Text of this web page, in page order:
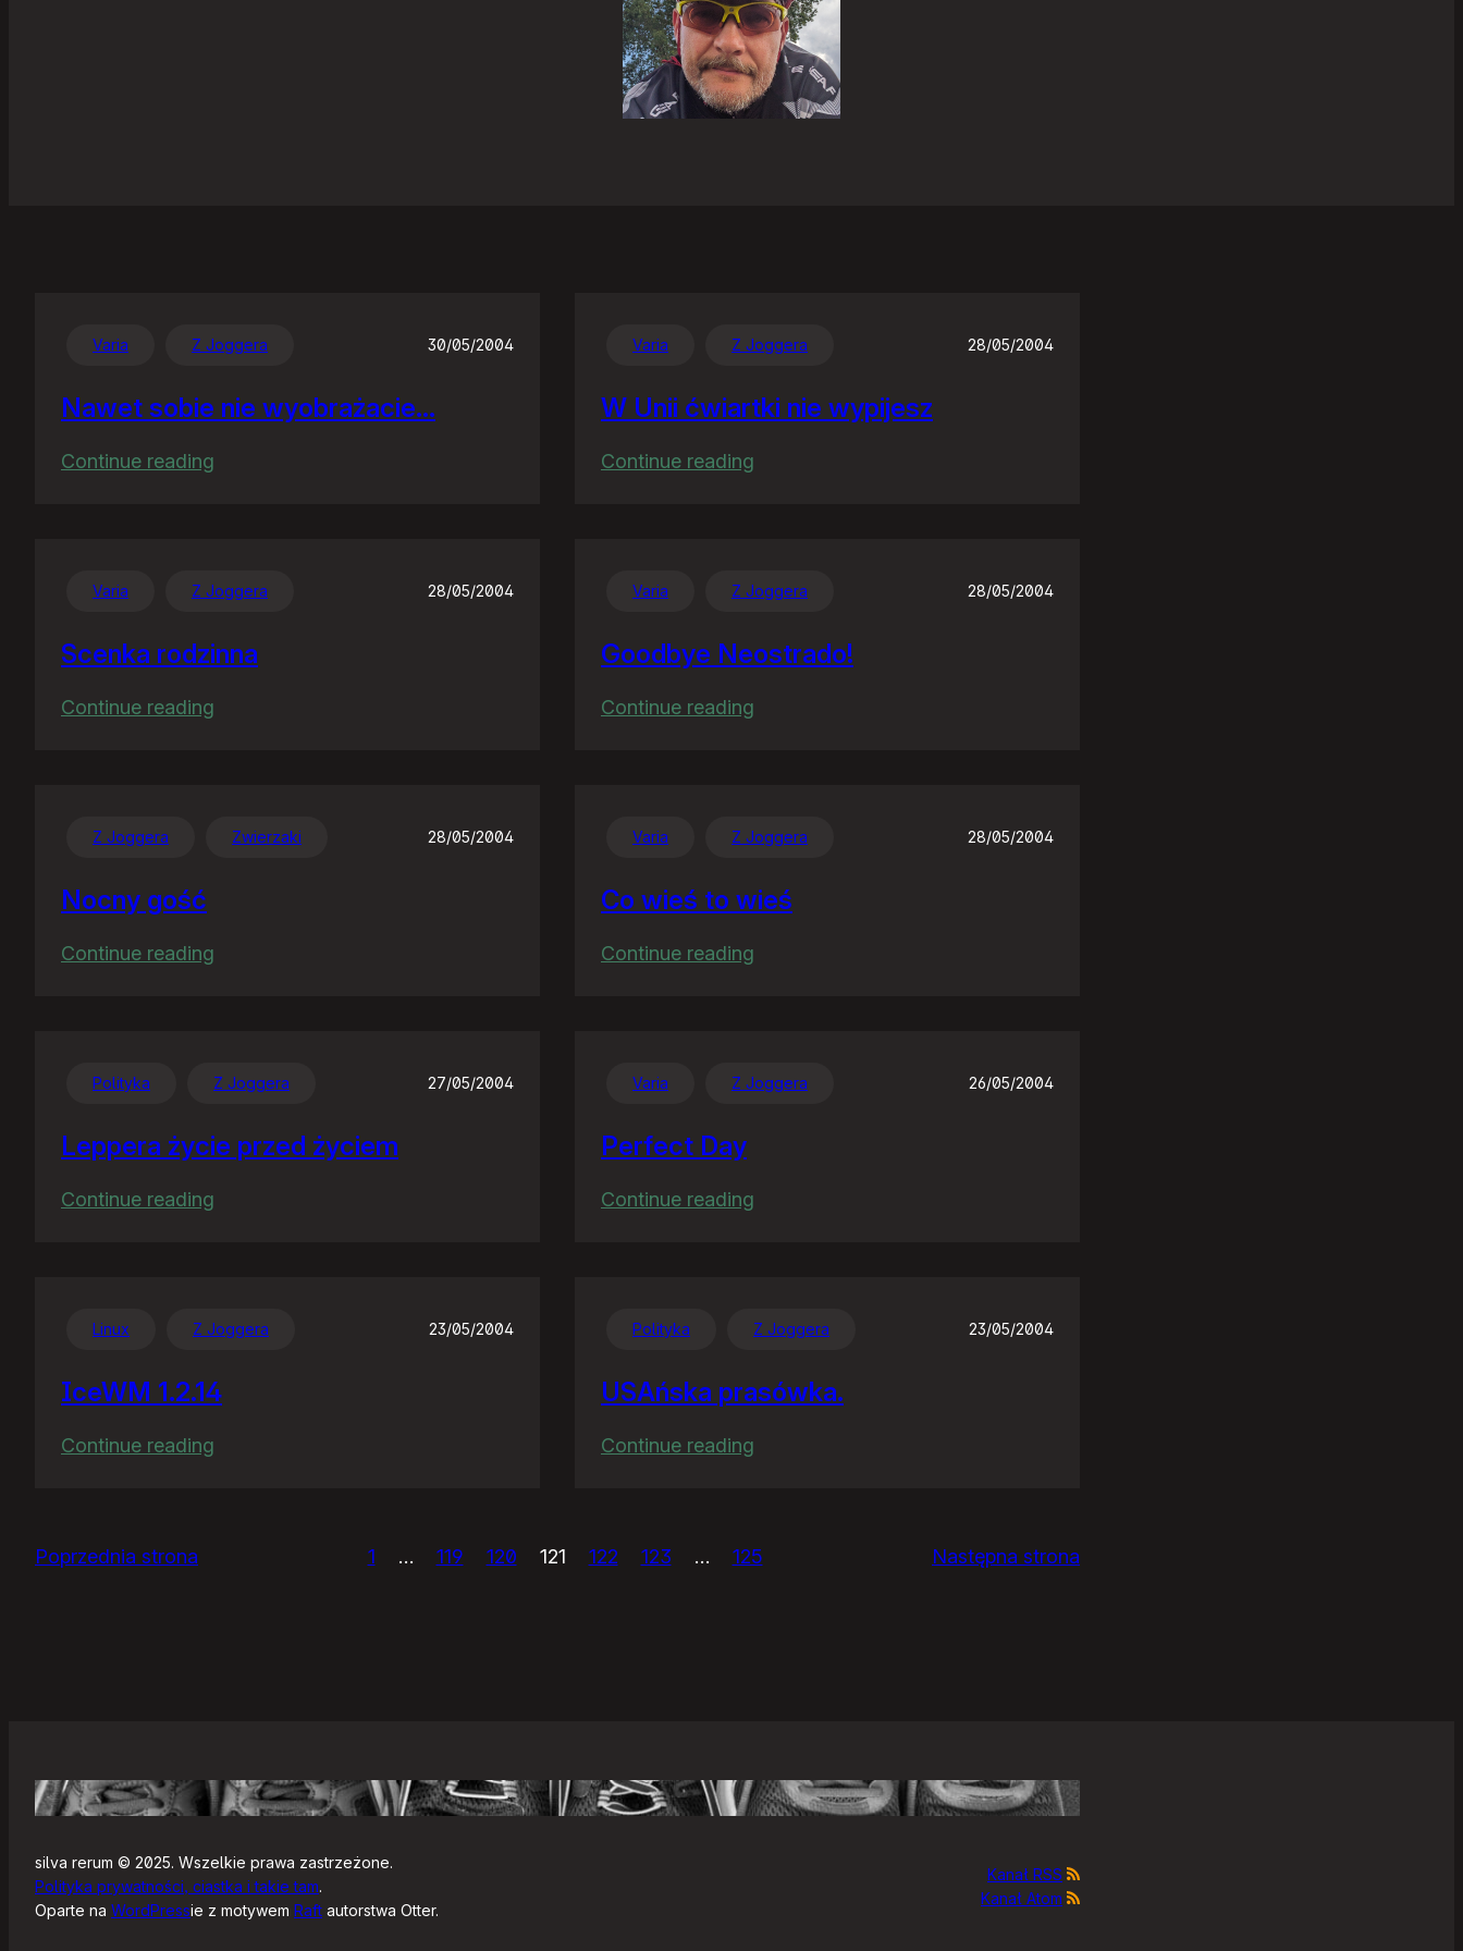
Varia Z Joggera 30/05/2004
Nawet sobie nie wyobrażacie…
Continue reading
wyobrażacie…
Varia Z Joggera 28/05/2004
W Unii ćwiartki nie wypijesz
Continue reading
nie
Varia Z Joggera 28/05/2004
Scenka rodzinna
Continue reading
Varia Z Joggera 28/05/2004
Goodbye Neostrado!
Continue reading
Z Joggera Zwierzaki 28/05/2004
Nocny gość
Continue reading
Varia Z Joggera 28/05/2004
Co wieś to wieś
Continue reading
wieś
Polityka Z Joggera 27/05/2004
Leppera życie przed życiem
Continue reading
życiem
Varia Z Joggera 26/05/2004
Perfect Day
Continue reading
Linux Z Joggera 23/05/2004
IceWM 1.2.14
Continue reading
Polityka Z Joggera 23/05/2004
USAńska prasówka.
Continue reading
Poprzednia strona 1 … 119 120 121 122 123 … 125 Następna strona
silva rerum © 2025. Wszelkie prawa zastrzeżone.
Polityka prywatności, ciastka i takie tam.
Oparte na WordPressie z motywem Raft autorstwa Otter.
Kanał RSS
Kanał Atom